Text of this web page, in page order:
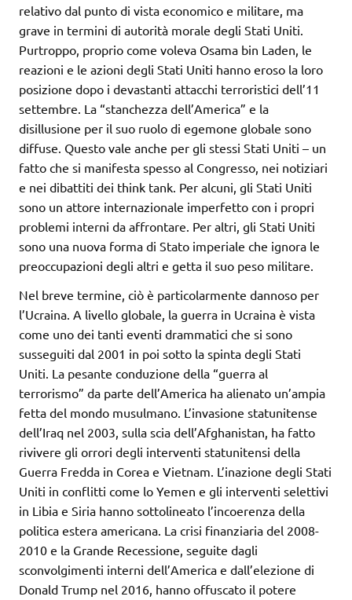
relativo dal punto di vista economico e militare, ma
grave in termini di autorità morale degli Stati Uniti.
Purtroppo, proprio come voleva Osama bin Laden, le
reazioni e le azioni degli Stati Uniti hanno eroso la loro
posizione dopo i devastanti attacchi terroristici dell’11
settembre. La “stanchezza dell’America” e la
disillusione per il suo ruolo di egemone globale sono
diffuse. Questo vale anche per gli stessi Stati Uniti – un
fatto che si manifesta spesso al Congresso, nei notiziari
e nei dibattiti dei think tank. Per alcuni, gli Stati Uniti
sono un attore internazionale imperfetto con i propri
problemi interni da affrontare. Per altri, gli Stati Uniti
sono una nuova forma di Stato imperiale che ignora le
preoccupazioni degli altri e getta il suo peso militare.
Nel breve termine, ciò è particolarmente dannoso per
l’Ucraina. A livello globale, la guerra in Ucraina è vista
come uno dei tanti eventi drammatici che si sono
susseguiti dal 2001 in poi sotto la spinta degli Stati
Uniti. La pesante conduzione della “guerra al
terrorismo” da parte dell’America ha alienato un’ampia
fetta del mondo musulmano. L’invasione statunitense
dell’Iraq nel 2003, sulla scia dell’Afghanistan, ha fatto
rivivere gli orrori degli interventi statunitensi della
Guerra Fredda in Corea e Vietnam. L’inazione degli Stati
Uniti in conflitti come lo Yemen e gli interventi selettivi
in Libia e Siria hanno sottolineato l’incoerenza della
politica estera americana. La crisi finanziaria del 2008-
2010 e la Grande Recessione, seguite dagli
sconvolgimenti interni dell’America e dall’elezione di
Donald Trump nel 2016, hanno offuscato il potere